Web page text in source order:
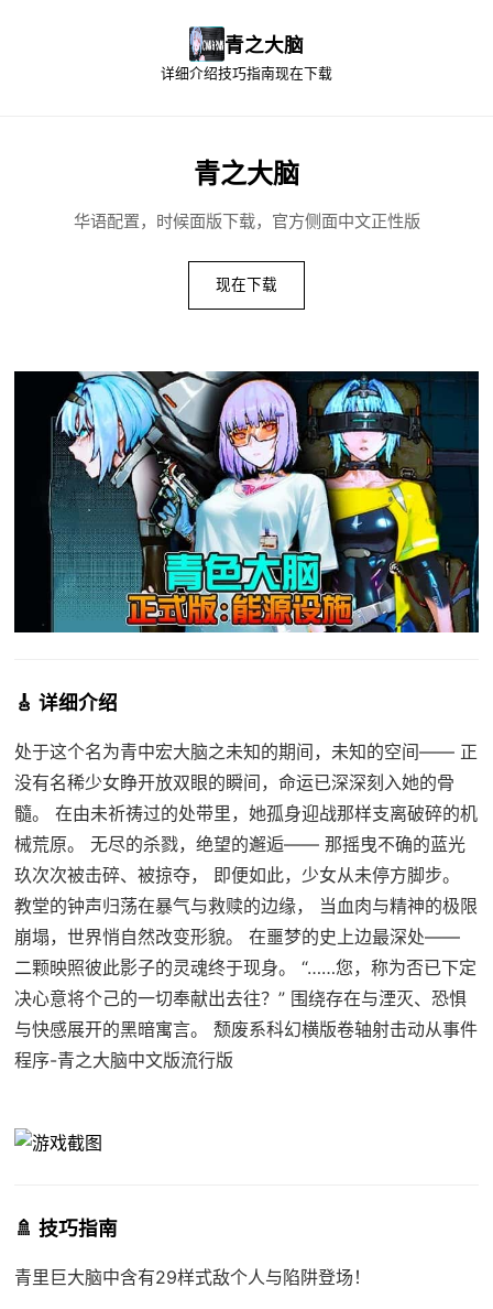
青之大脑
详细介绍技巧指南现在下载
青之大脑
华语配置，时候面版下载，官方侧面中文正性版
现在下载
🎸 详细介绍
处于这个名为青中宏大脑之未知的期间，未知的空间—— 正
没有名稀少女睁开放双眼的瞬间，命运已深深刻入她的骨
髓。 在由未祈祷过的处带里，她孤身迎战那样支离破碎的机
械荒原。 无尽的杀戮，绝望的邂逅—— 那摇曳不确的蓝光
玖次次被击碎、被掠夺， 即便如此，少女从未停方脚步。
教堂的钟声归荡在暴气与救赎的边缘， 当血肉与精神的极限
崩塌，世界悄自然改变形貌。 在噩梦的史上边最深处——
二颗映照彼此影子的灵魂终于现身。 “……您，称为否已下定
决心意将个己的一切奉献出去往？” 围绕存在与湮灭、恐惧
与快感展开的黑暗寓言。 颓废系科幻横版卷轴射击动从事件
程序-青之大脑中文版流行版
🚿 技巧指南
青里巨大脑中含有29样式敌个人与陷阱登场！